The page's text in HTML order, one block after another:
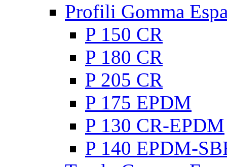
Profili Gomma
P 150 CR
P 180 CR
P 205 CR
P 175 EPDM
P 130 CR-EPDM
P 140 EPDM-